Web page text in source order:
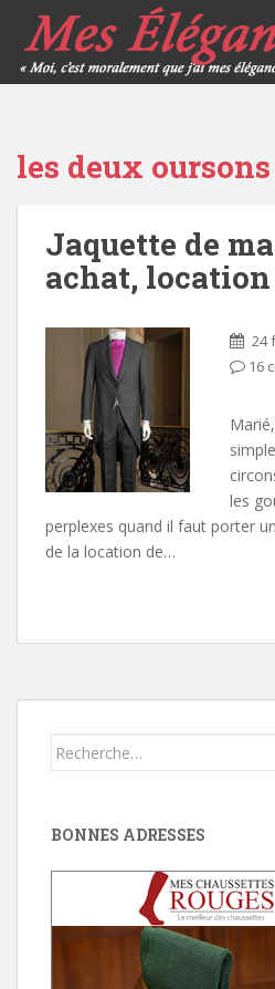
les deux oursons
Jaquette de
achat, location
24
16
les
perplexes quand il faut porter
de la location de…
Search
BONNES ADRESSES